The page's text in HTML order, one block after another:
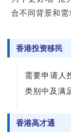
合不同背景和
香港投资移民
需要申请人
类别中及满
香港高才通